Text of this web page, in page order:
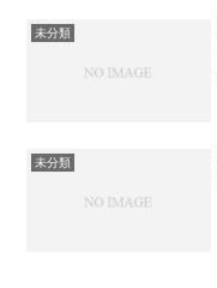
未分類
未分類